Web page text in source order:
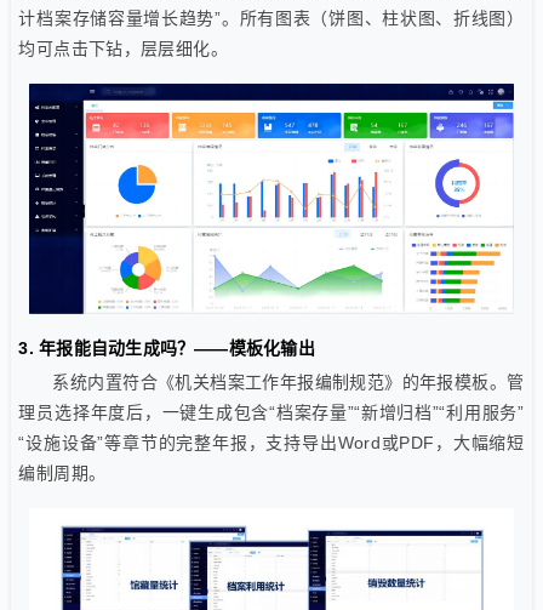
计档案存储容量增长趋势”。所有图表（饼图、柱状图、折线图）
均可点击下钻，层层细化。
3. 年报能自动生成吗？——模板化输出
系统内置符合《机关档案工作年报编制规范》的年报模板。管
理员选择年度后，一键生成包含“档案存量”“新增归档”“利用服务”
“设施设备”等章节的完整年报，支持导出Word或PDF，大幅缩短
编制周期。